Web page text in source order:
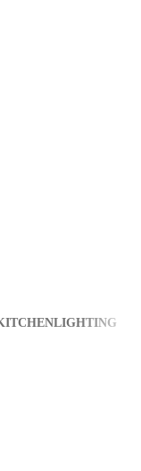
LIGHTING